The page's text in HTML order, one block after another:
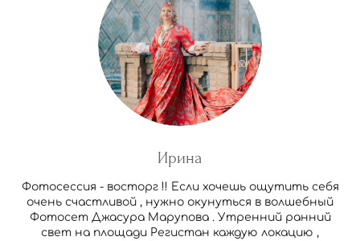
Ирина
Фотосессия - восторг !! Если хочешь ощутить себя
очень счастливой , нужно окунуться в волшебный
Фотосет Джасура Марупова . Утренний ранний
свет на площади Регистан каждую локацию ,